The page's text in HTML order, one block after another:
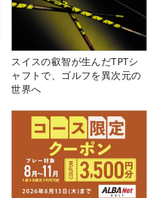
スイスの叡智が生んだTPTシ
ャフトで、ゴルフを異次元の
世界へ